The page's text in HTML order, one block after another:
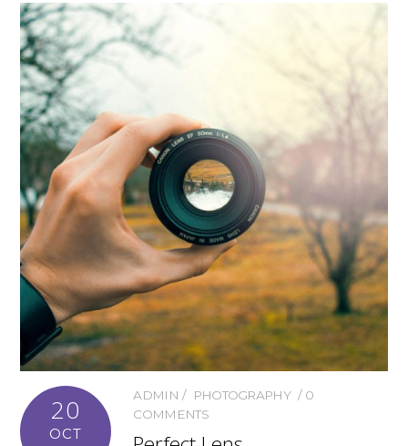
20
OCT
ADMIN PHOTOGRAPHY
0
COMMENTS